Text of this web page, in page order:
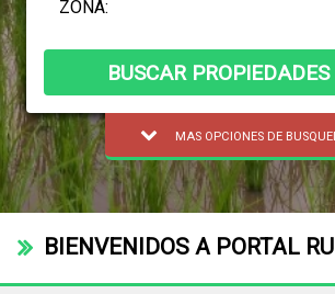
BUSCAR PROPIEDADES
MAS OPCIONES DE
BIENVENIDOS A PORTAL